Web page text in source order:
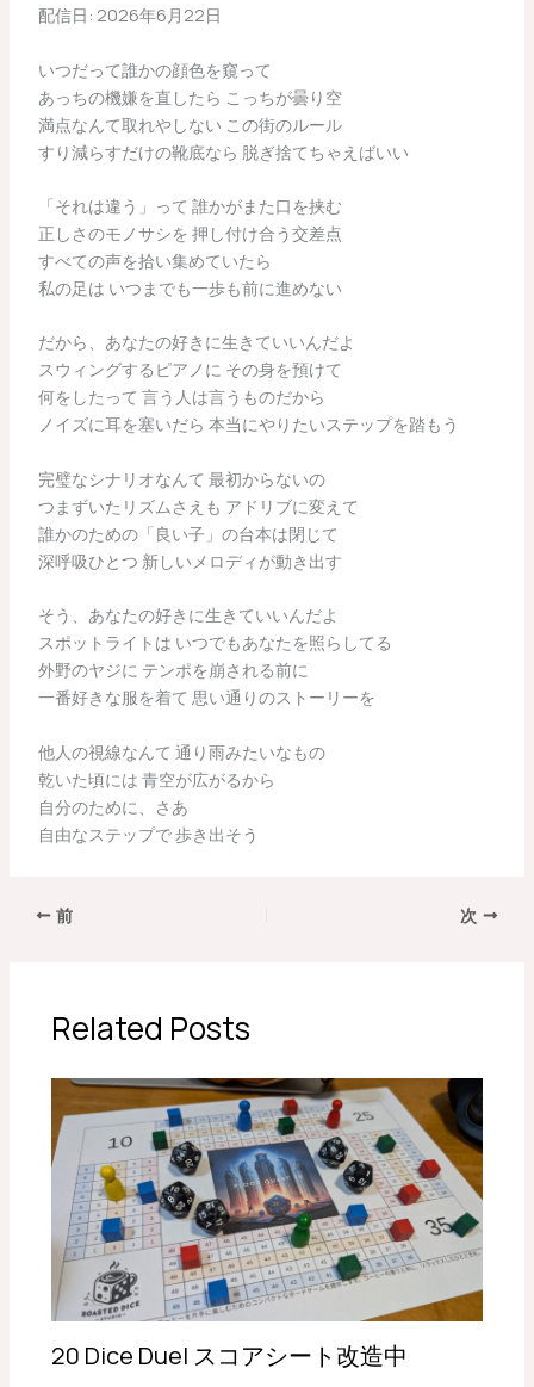
配信日: 2026年6月22日
いつだって誰かの顔色を窺って
あっちの機嫌を直したら こっちが曇り空
満点なんて取れやしない この街のルール
すり減らすだけの靴底なら 脱ぎ捨てちゃえばいい
「それは違う」って 誰かがまた口を挟む
正しさのモノサシを 押し付け合う交差点
すべての声を拾い集めていたら
私の足は いつまでも一歩も前に進めない
だから、あなたの好きに生きていいんだよ
スウィングするピアノに その身を預けて
何をしたって 言う人は言うものだから
ノイズに耳を塞いだら 本当にやりたいステップを踏もう
完璧なシナリオなんて 最初からないの
つまずいたリズムさえも アドリブに変えて
誰かのための「良い子」の台本は閉じて
深呼吸ひとつ 新しいメロディが動き出す
そう、あなたの好きに生きていいんだよ
スポットライトは いつでもあなたを照らしてる
外野のヤジに テンポを崩される前に
一番好きな服を着て 思い通りのストーリーを
他人の視線なんて 通り雨みたいなもの
乾いた頃には 青空が広がるから
自分のために、さあ
自由なステップで 歩き出そう
前 次
Related Posts
20 Dice Duel スコアシート改造中